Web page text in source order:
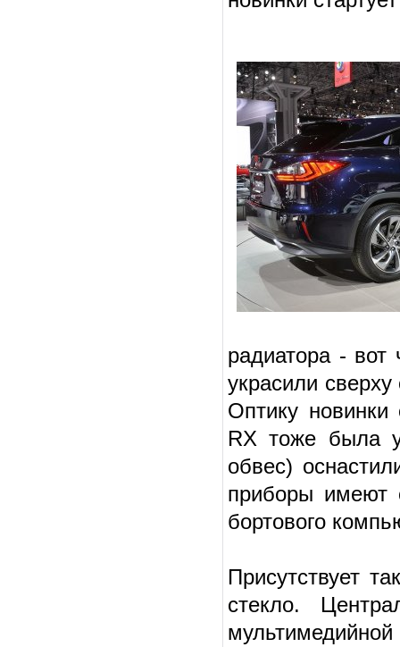
радиатора -
украсили
Оптику
RX тоже была
обвес)
приборы имеют
бортового
Присутствует
стекло.